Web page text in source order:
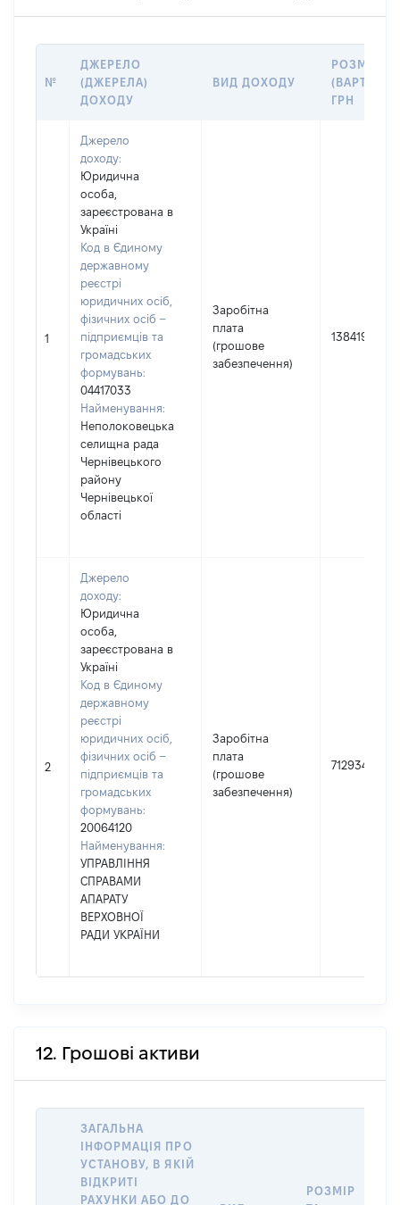
№
ДЖЕРЕЛО
(ДЖЕРЕЛА)
ДОХОДУ
ВИД ДОХОДУ
РОЗМІР
ГРН
1
Джерело
доходу:
Юридична
особа,
зареєстрована в
Україні
Код в Єдиному
державному
реєстрі
юридичних осіб,
фізичних осіб –
підприємців та
громадських
формувань:
04417033
Найменування:
Неполоковецька
селищна рада
Чернівецького
району
Чернівецької
області
Заробітна
плата
(грошове
забезпечення)
138419
2
Джерело
доходу:
Юридична
особа,
зареєстрована в
Україні
Код в Єдиному
державному
реєстрі
юридичних осіб,
фізичних осіб –
підприємців та
громадських
формувань:
20064120
Найменування:
УПРАВЛІННЯ
СПРАВАМИ
АПАРАТУ
ВЕРХОВНОЇ
РАДИ УКРАЇНИ
Заробітна
плата
(грошове
забезпечення)
712934
12. Грошові активи
ЗАГАЛЬНА
ІНФОРМАЦІЯ ПРО
УСТАНОВУ, В ЯКІЙ
ВІДКРИТІ
РАХУНКИ АБО ДО
РОЗМІР